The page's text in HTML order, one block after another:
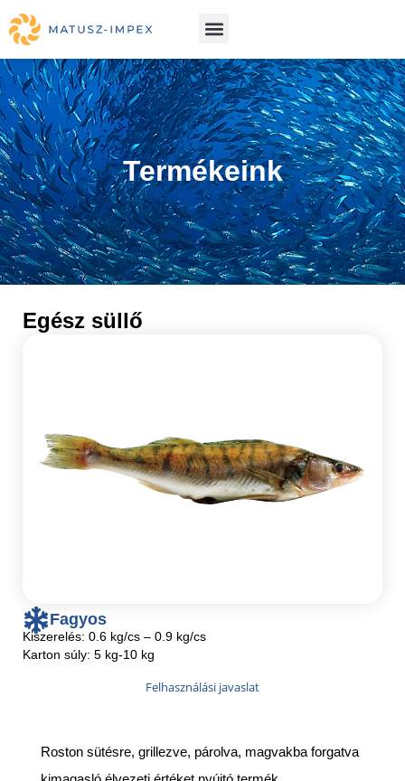
Termékeink
Egész süllő
Fagyos
Kiszerelés: 0.6 kg/cs – 0.9 kg/cs
Karton súly: 5 kg-10 kg
Felhasználási javaslat
Roston sütésre, grillezve, párolva, magvakba forgatva